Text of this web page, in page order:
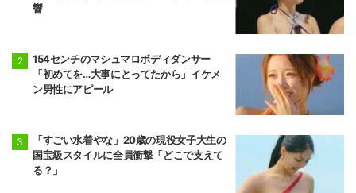
響
154センチのマシュマロボディダンサー
「初めてを…大事にとってたから」イケメ
ン男性にアピール
「すごい水着やな」20歳の現役女子大生の
国宝級スタイルに全員衝撃「どこで支えて
る？」